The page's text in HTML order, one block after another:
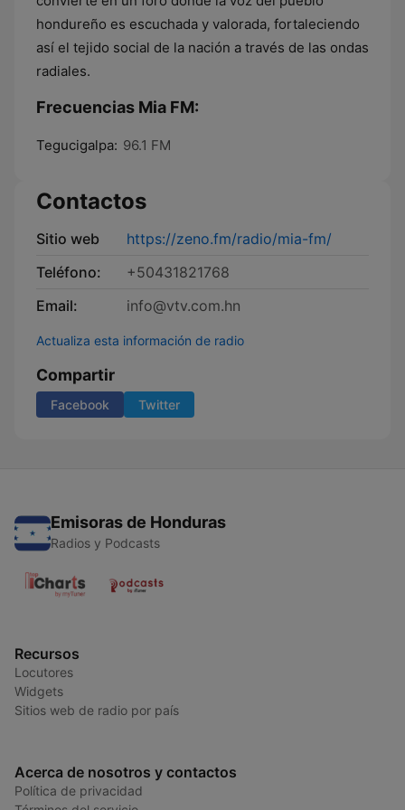
hondureño es escuchada y valorada, fortaleciendo
así el tejido social de la nación a través de las ondas
radiales.
Frecuencias Mia FM:
Tegucigalpa: 96.1 FM
Contactos
Sitio web
https://zeno.fm/radio/mia-fm/
Teléfono:
+50431821768
Email:
info@vtv.com.hn
Actualiza esta información de radio
Compartir
Facebook Twitter
Emisoras de Honduras
Radios y Podcasts
Recursos
Locutores
Widgets
Sitios web de radio por país
Acerca de nosotros y contactos
Política de privacidad